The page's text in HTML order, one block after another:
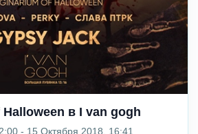
в I van gogh
- 15 Октября 2018, 16:41